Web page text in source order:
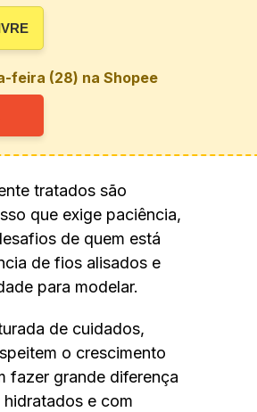
feira (28) na Shopee
tratados são
que exige paciência,
de quem está
de fios alisados e
para modelar.
de cuidados,
o crescimento
fazer grande diferença
e com